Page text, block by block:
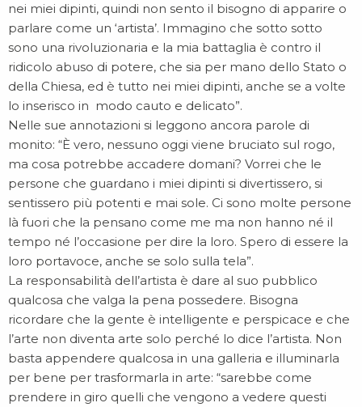
nei miei dipinti, quindi non sento il bisogno di apparire o
parlare come un ‘artista’. Immagino che sotto sotto
sono una rivoluzionaria e la mia battaglia è contro il
ridicolo abuso di potere, che sia per mano dello Stato o
della Chiesa, ed è tutto nei miei dipinti, anche se a volte
lo inserisco in modo cauto e delicato”.
Nelle sue annotazioni si leggono ancora parole di
monito: “È vero, nessuno oggi viene bruciato sul rogo,
ma cosa potrebbe accadere domani? Vorrei che le
persone che guardano i miei dipinti si divertissero, si
sentissero più potenti e mai sole. Ci sono molte persone
là fuori che la pensano come me ma non hanno né il
tempo né l’occasione per dire la loro. Spero di essere la
loro portavoce, anche se solo sulla tela”.
La responsabilità dell’artista è dare al suo pubblico
qualcosa che valga la pena possedere. Bisogna
ricordare che la gente è intelligente e perspicace e che
l’arte non diventa arte solo perché lo dice l’artista. Non
basta appendere qualcosa in una galleria e illuminarla
per bene per trasformarla in arte: “sarebbe come
prendere in giro quelli che vengono a vedere questi